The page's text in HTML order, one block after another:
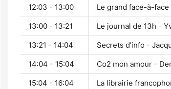
12:03 - 13:00 Le grand face-à-
13:00 - 13:21 Le journal de 13h -
13:21 - 14:04 Secrets d’info -
14:04 - 15:04 Co2 mon amour -
15:04 - 16:04 La librairie